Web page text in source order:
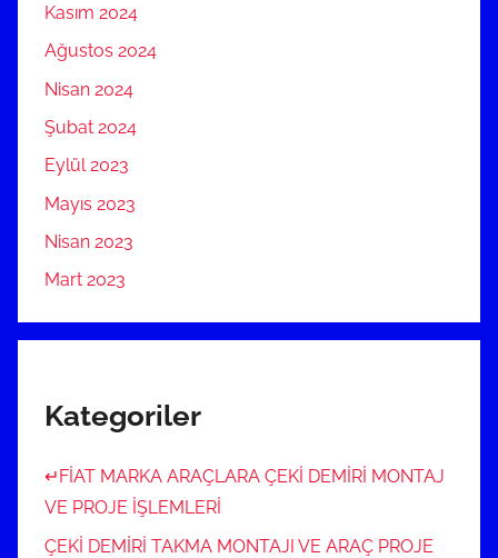
Kasım 2024
Ağustos 2024
Nisan 2024
Şubat 2024
Eylül 2023
Mayıs 2023
Nisan 2023
Mart 2023
Kategoriler
↵FİAT MARKA ARAÇLARA ÇEKİ DEMİRİ MONTAJ
VE PROJE İŞLEMLERİ
ÇEKİ DEMİRİ TAKMA MONTAJI VE ARAÇ PROJE